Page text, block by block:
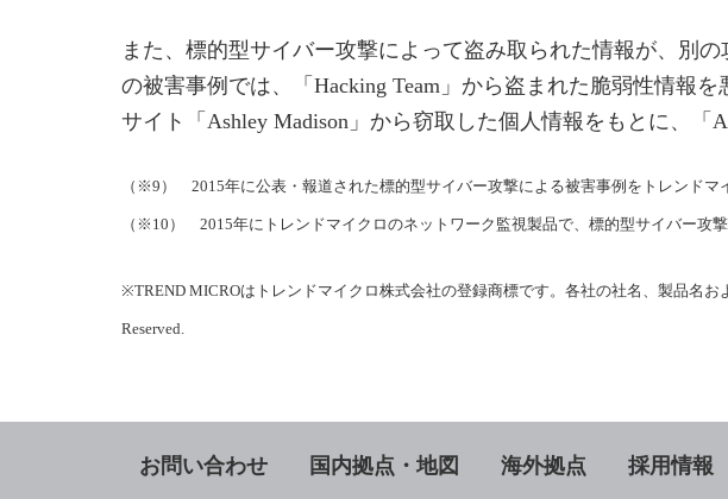
また、標的型サイバー攻撃によって盗み取られた情報が、別
の被害事例では、「Hacking Team」から盗まれた脆弱性情報
サイト「Ashley Madison」から窃取した個人情報をもとに、「
（※9） 2015年に公表・報道された標的型サイバー攻撃による被害事例をトレンドマ
（※10） 2015年にトレンドマイクロのネットワーク監視製品で、標的型サイバー攻撃
※TREND MICROはトレンドマイクロ株式会社の登録商標です。各社の社名、製品名
Reserved.
お問い合わせ 国内拠点・地図 海外拠点 採用情報